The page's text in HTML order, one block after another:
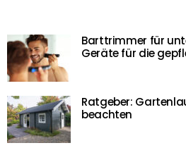
Barttrimmer für
Geräte für die
Ratgeber:
beachten